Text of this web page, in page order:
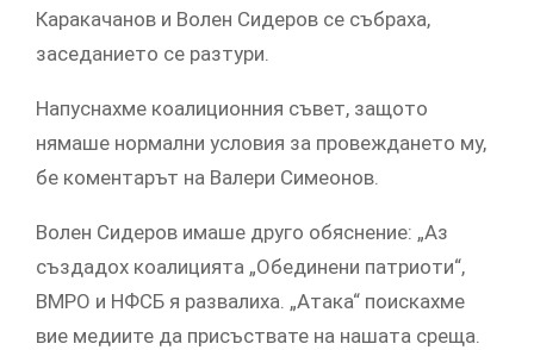
Каракачанов и Волен Сидеров се събраха,
заседанието се разтури.
Напуснахме коалиционния съвет, защото
нямаше нормални условия за провеждането му,
бе коментарът на Валери Симеонов.
Волен Сидеров имаше друго обяснение: „Аз
създадох коалицията „Обединени патриоти“,
ВМРО и НФСБ я развалиха. „Атака“ поискахме
вие медиите да присъствате на нашата среща.